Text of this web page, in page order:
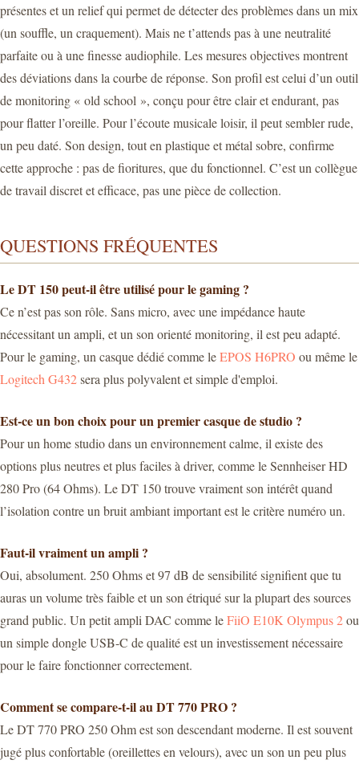
présentes et un relief qui permet de détecter des problèmes dans un mix
(un souffle, un craquement). Mais ne t’attends pas à une neutralité
parfaite ou à une finesse audiophile. Les mesures objectives montrent
des déviations dans la courbe de réponse. Son profil est celui d’un outil
de monitoring « old school », conçu pour être clair et endurant, pas
pour flatter l’oreille. Pour l’écoute musicale loisir, il peut sembler rude,
un peu daté. Son design, tout en plastique et métal sobre, confirme
cette approche : pas de fioritures, que du fonctionnel. C’est un collègue
de travail discret et efficace, pas une pièce de collection.
QUESTIONS FRÉQUENTES
Le DT 150 peut-il être utilisé pour le gaming ?
Ce n’est pas son rôle. Sans micro, avec une impédance haute
nécessitant un ampli, et un son orienté monitoring, il est peu adapté.
Pour le gaming, un casque dédié comme leEPOS H6PRO ou même le
Logitech G432sera plus polyvalent et simple d'emploi.
Est-ce un bon choix pour un premier casque de studio ?
Pour un home studio dans un environnement calme, il existe des
options plus neutres et plus faciles à driver, comme le Sennheiser HD
280 Pro (64 Ohms). Le DT 150 trouve vraiment son intérêt quand
l’isolation contre un bruit ambiant important est le critère numéro un.
Faut-il vraiment un ampli ?
Oui, absolument. 250 Ohms et 97 dB de sensibilité signifient que tu
auras un volume très faible et un son étriqué sur la plupart des sources
grand public. Un petit ampli DAC comme leFiiO E10K Olympus 2ou
un simple dongle USB-C de qualité est un investissement nécessaire
pour le faire fonctionner correctement.
Comment se compare-t-il au DT 770 PRO ?
Le DT 770 PRO 250 Ohm est son descendant moderne. Il est souvent
jugé plus confortable (oreillettes en velours), avec un son un peu plus